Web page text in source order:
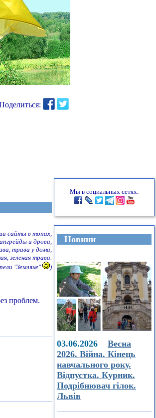
сайты в топах,
и дрова,
трава у дома,
зеленая трава.
"Земляне"
)
проблем.
Мы в социальных сетях:
Новини
03.06.2026 Весна
2026. Війна. Кінець
навчального року.
Відпустка. Курник.
Подрібнювач гілок.
Львів